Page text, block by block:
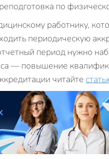
по
работнику,
периодическую
период нужно
— повышение
читайте